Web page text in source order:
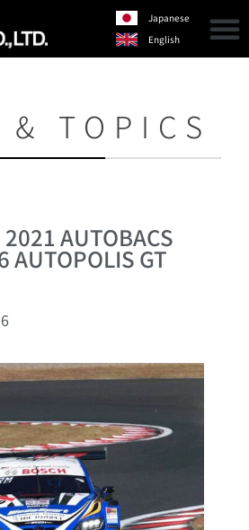
Japanese
English
& TOPICS
2021 AUTOBACS
AUTOPOLIS GT